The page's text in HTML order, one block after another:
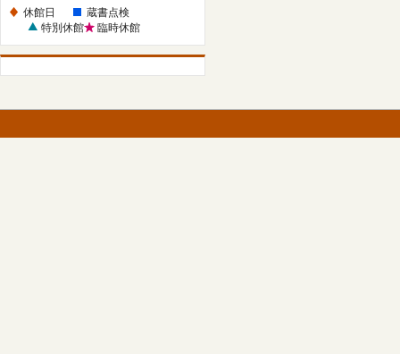
日
休館日
蔵書点検
特別休館
臨時休館